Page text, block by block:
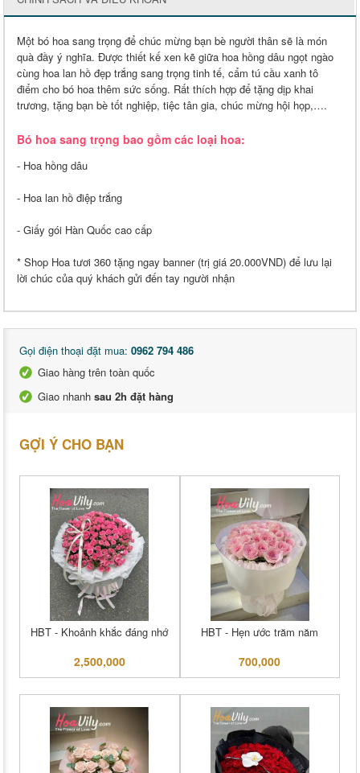
Một bó hoa sang trọng để chúc mừng bạn bè người thân sẽ là món
quà đầy ý nghĩa. Được thiết kế xen kẽ giữa hoa hồng dâu ngọt ngào
cùng hoa lan hồ đẹp trắng sang trọng tinh tế, cẩm tú cầu xanh tô
điểm cho bó hoa thêm sức sống. Rất thích hợp để tặng dịp khai
trương, tặng bạn bè tốt nghiệp, tiệc tân gia, chúc mừng hội họp,….
Bó hoa sang trọng bao gồm các loại hoa:
- Hoa hồng dâu
- Hoa lan hồ điệp trắng
- Giấy gói Hàn Quốc cao cấp
* Shop Hoa tươi 360 tặng ngay banner (trị giá 20.000VND) để lưu lại
lời chúc của quý khách gửi đến tay người nhận
Gọi điện thoại đặt mua: 0962 794 486
Giao hàng trên toàn quốc
Giao nhanh sau 2h đặt hàng
GỢI Ý CHO BẠN
HBT - Khoảnh khắc đáng nhớ
2,500,000
HBT - Hẹn ước trăm năm
700,000